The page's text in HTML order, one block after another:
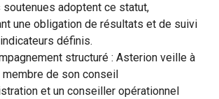
soutenues adoptent ce statut,
une obligation de résultats et de suivi
définis.
structuré : Asterion veille à
membre de son conseil
et un conseiller opérationnel